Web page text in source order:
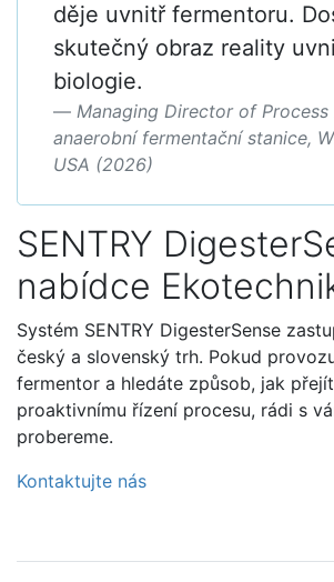
děje uvnitř fermentoru.
skutečný obraz reality
biologie.
Managing Director of Process
anaerobní fermentační stanice,
USA (2026)
SENTRY
nabídce
Systém SENTRY DigesterSense
český a slovenský trh. Pokud
fermentor a hledáte způsob, jak
proaktivnímu řízení procesu, rádi s
probereme.
Kontaktujte nás